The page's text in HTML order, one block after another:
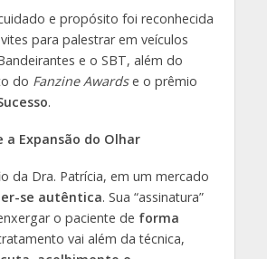
e propósito foi reconhecida
para palestrar em veículos
e o SBT, além do
do Fanzine Awardse o prêmio
.
a Expansão do Olhar
da Dra. Patrícia, em um mercado
se autêntica. Sua “assinatura”
o paciente de forma
vai além da técnica,